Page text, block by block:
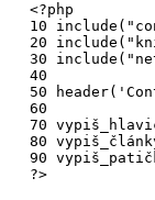
<?php
10
20
30
40
50
60
70
80
90